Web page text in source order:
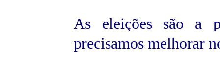
As eleições são a
precisamos melhorar